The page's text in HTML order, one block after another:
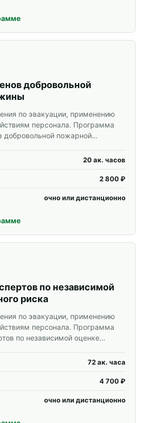
добровольной
по эвакуации, применению
персонала. Программа
добровольной пожарной
20 ак. часов
2 800 ₽
очно или дистанционно
по независимой
риска
по эвакуации, применению
персонала. Программа
по независимой оценке
72 ак. часа
4 700 ₽
очно или дистанционно